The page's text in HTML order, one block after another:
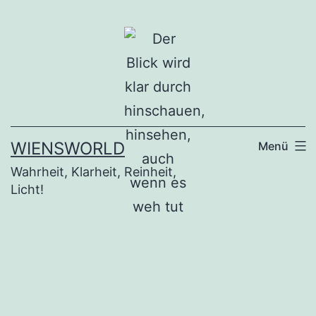
WIENSWORLD
Wahrheit, Klarheit, Reinheit,
Licht!
Menü